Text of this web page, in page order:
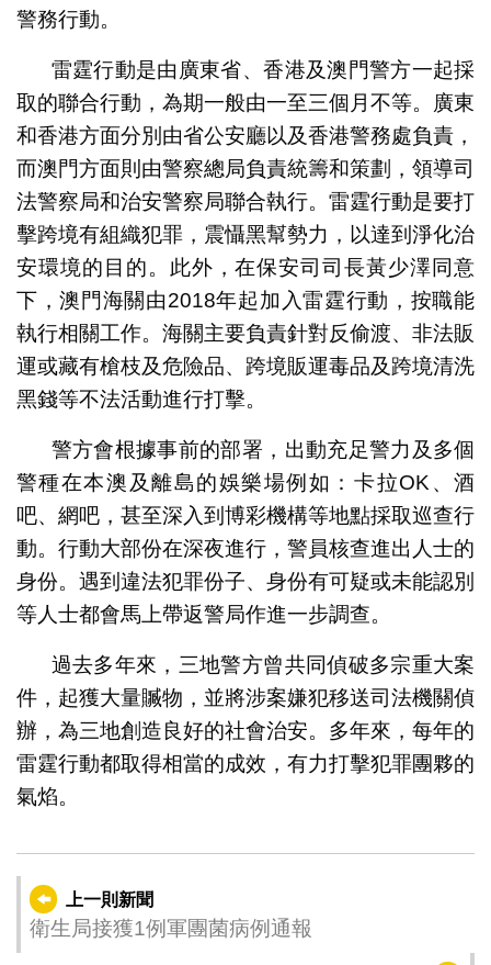
警務行動。
雷霆行動是由廣東省、香港及澳門警方一起採
取的聯合行動，為期一般由一至三個月不等。廣東
和香港方面分別由省公安廳以及香港警務處負責，
而澳門方面則由警察總局負責統籌和策劃，領導司
法警察局和治安警察局聯合執行。雷霆行動是要打
擊跨境有組織犯罪，震懾黑幫勢力，以達到淨化治
安環境的目的。此外，在保安司司長黃少澤同意
下，澳門海關由2018年起加入雷霆行動，按職能
執行相關工作。海關主要負責針對反偷渡、非法販
運或藏有槍枝及危險品、跨境販運毒品及跨境清洗
黑錢等不法活動進行打擊。
警方會根據事前的部署，出動充足警力及多個
警種在本澳及離島的娛樂場例如：卡拉OK、酒
吧、網吧，甚至深入到博彩機構等地點採取巡查行
動。行動大部份在深夜進行，警員核查進出人士的
身份。遇到違法犯罪份子、身份有可疑或未能認別
等人士都會馬上帶返警局作進一步調查。
過去多年來，三地警方曾共同偵破多宗重大案
件，起獲大量贓物，並將涉案嫌犯移送司法機關偵
辦，為三地創造良好的社會治安。多年來，每年的
雷霆行動都取得相當的成效，有力打擊犯罪團夥的
氣焰。
上一則新聞
衛生局接獲1例軍團菌病例通報